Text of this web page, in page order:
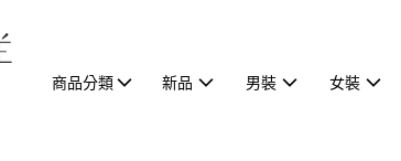
商品分類 新品 男裝 女裝